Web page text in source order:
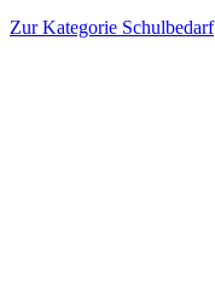
Zur Kategorie Schulbedarf